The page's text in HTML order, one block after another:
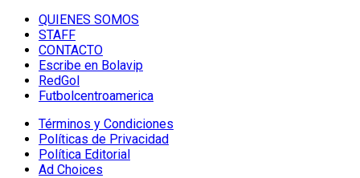
QUIENES SOMOS
STAFF
CONTACTO
Escribe en Bolavip
RedGol
Futbolcentroamerica
Términos y Condiciones
Políticas de Privacidad
Política Editorial
Ad Choices